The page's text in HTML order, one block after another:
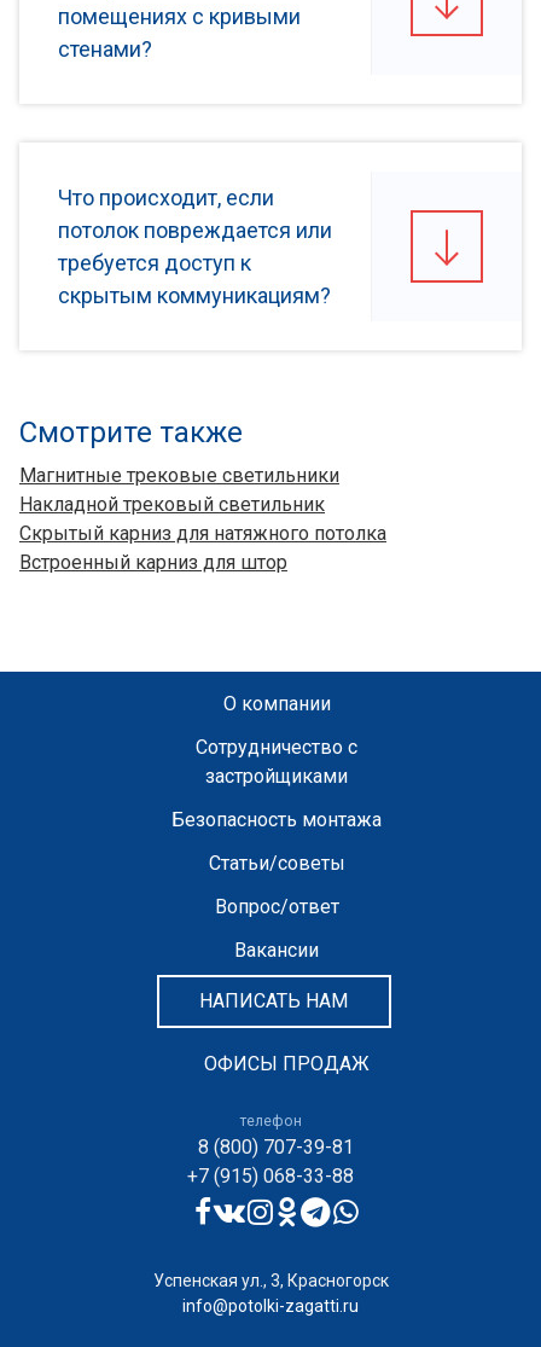
помещениях с кривыми
стенами?
Что происходит, если
потолок повреждается или
требуется доступ к
скрытым коммуникациям?
Смотрите также
Магнитные трековые светильники
Накладной трековый светильник
Скрытый карниз для натяжного потолка
Встроенный карниз для штор
О компании
Сотрудничество с
застройщиками
Безопасность монтажа
Статьи/советы
Вопрос/ответ
Вакансии
НАПИСАТЬ НАМ
ОФИСЫ ПРОДАЖ
телефон
8 (800) 707-39-81
+7 (915) 068-33-88
Успенская ул., 3, Красногорск
info@potolki-zagatti.ru